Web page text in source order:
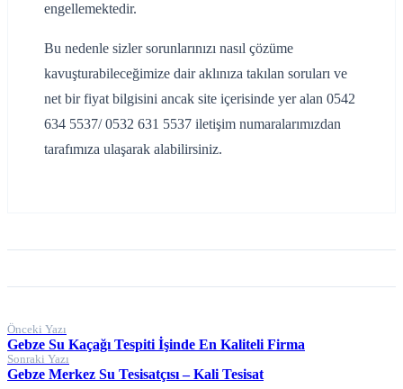
engellemektedir.
Bu nedenle sizler sorunlarınızı nasıl çözüme
kavuşturabileceğimize dair aklınıza takılan soruları ve
net bir fiyat bilgisini ancak site içerisinde yer alan 0542
634 5537/ 0532 631 5537 iletişim numaralarımızdan
tarafımıza ulaşarak alabilirsiniz.
Yazı
gezinmesi
Önceki Yazı
Gebze Su Kaçağı Tespiti İşinde En Kaliteli Firma
Sonraki Yazı
Gebze Merkez Su Tesisatçısı – Kali Tesisat